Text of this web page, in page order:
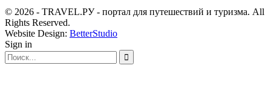
© 2026 - TRAVEL.РУ - портал для путешествий и туризма. All
Rights Reserved.
Website Design: BetterStudio
Sign in